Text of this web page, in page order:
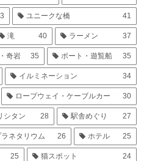
ユニークな橋 41
滝 40 ラーメン 37
奇岩 35 ボート・遊覧船 35
イルミネーション 34
ロープウェイ・ケーブルカー 30
シタン 28 駅舎めぐり 27
ネタリウム 26 ホテル 25
25 猫スポット 24